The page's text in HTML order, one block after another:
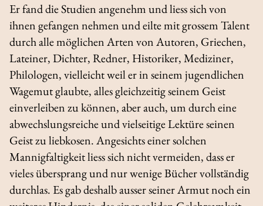
Er fand die Studien angenehm und liess sich von
ihnen gefangen nehmen und eilte mit grossem Talent
durch alle möglichen Arten von Autoren, Griechen,
Lateiner, Dichter, Redner, Historiker, Mediziner,
Philologen, vielleicht weil er in seinem jugendlichen
Wagemut glaubte, alles gleichzeitig seinem Geist
einverleiben zu können, aber auch, um durch eine
abwechslungsreiche und vielseitige Lektüre seinen
Geist zu liebkosen. Angesichts einer solchen
Mannigfaltigkeit liess sich nicht vermeiden, dass er
vieles übersprang und nur wenige Bücher vollständig
durchlas. Es gab deshalb ausser seiner Armut noch ein